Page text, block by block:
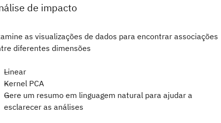
de impacto
as visualizações de dados para encontrar associações
diferentes dimensões
Linear
Kernel PCA
Gere um resumo em linguagem natural para ajudar a
esclarecer as análises